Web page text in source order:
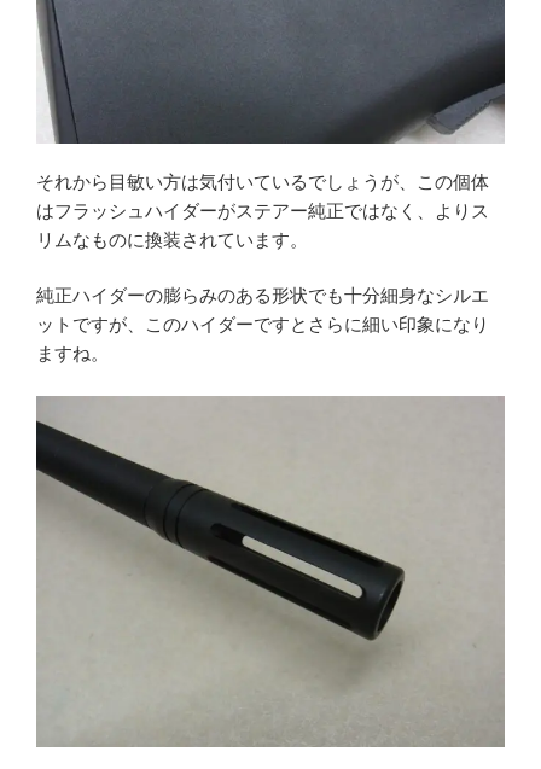
それから目敏い方は気付いているでしょうが、この個体
はフラッシュハイダーがステアー純正ではなく、よりス
リムなものに換装されています。
純正ハイダーの膨らみのある形状でも十分細身なシルエ
ットですが、このハイダーですとさらに細い印象になり
ますね。